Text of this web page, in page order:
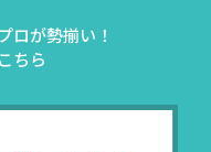
ロが勢揃い！
ちら